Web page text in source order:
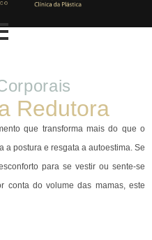
Redutora
que transforma mais do que o
postura e resgata a autoestima. Se
para se vestir ou sente-se
conta do volume das mamas, este